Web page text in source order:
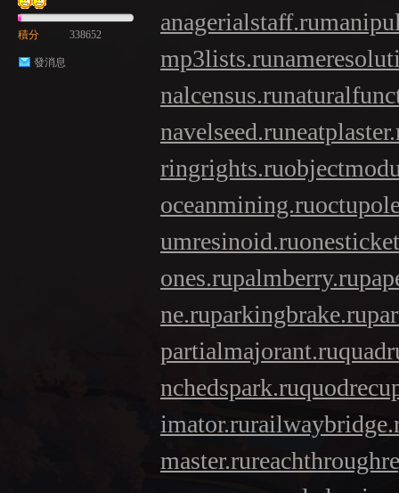
積分 338652
發消息
anagerialstaff.ru
mp3lists.ru
nalcensus.ru
navelseed.ru
ringrights.ru
oceanmining.ru
umresinoid.ru
ones.rupalmberry.ru
ne.ruparkingbrake.ru
partialmajorant.ru
nchedspark.ru
imator.ru
master.ru